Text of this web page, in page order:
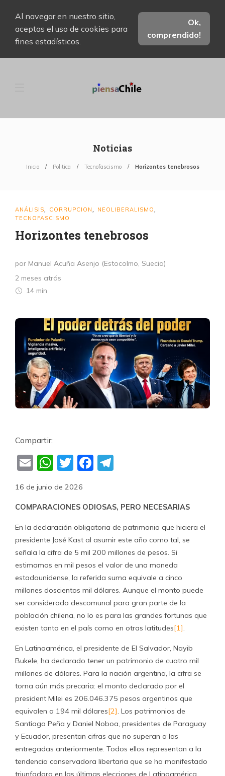
Al navegar en nuestro sitio,
aceptas el uso de cookies para
fines estadísticos.
Ok,
comprendido!
Noticias
Inicio Politica Tecnofascismo Horizontes tenebrosos
ANÁLISIS CORRUPCION NEOLIBERALISMO
TECNOFASCISMO
Horizontes tenebrosos
por Manuel Acuña Asenjo (Estocolmo, Suecia)
2 meses atrás
14 min
Compartir:
EmailWhatsApp
TwitterFacebook
16 de junio de 2026
COMPARACIONES ODIOSAS, PERO NECESARIAS
En la declaración obligatoria de patrimonio que hiciera el
presidente José Kast al asumir este año como tal, se
señala la cifra de 5 mil 200 millones de pesos. Si
estimamos en mil pesos el valor de una moneda
estadounidense, la referida suma equivale a cinco
millones doscientos mil dólares. Aunque el monto puede
ser considerado descomunal para gran parte de la
población chilena, no lo es para las grandes fortunas que
existen tanto en el país como en otras latitudes[1].
En Latinoamérica, el presidente de El Salvador, Nayib
Bukele, ha declarado tener un patrimonio de cuatro mil
millones de dólares. Para la nación argentina, la cifra se
torna aún más precaria: el monto declarado por el
president Milei es 206.046.375 pesos argentinos que
equivalen a 194 mil dólares[2]. Los patrimonios de
Santiago Peña y Daniel Noboa, presidentes de Paraguay
y Ecuador, presentan cifras que no superan a las
entregadas anteriormente. Todos ellos representan a la
tendencia conservadora libertaria que se ha manifestado
triunfadora en las últimas elecciones de Latinoamérica.